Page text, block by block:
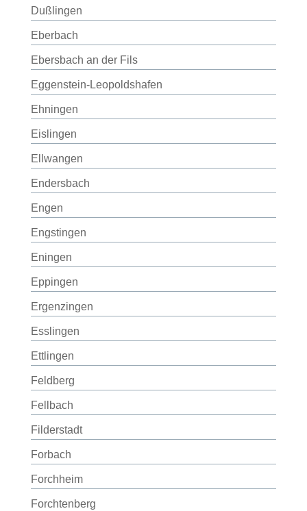
Dußlingen
Eberbach
Ebersbach an der Fils
Eggenstein-Leopoldshafen
Ehningen
Eislingen
Ellwangen
Endersbach
Engen
Engstingen
Eningen
Eppingen
Ergenzingen
Esslingen
Ettlingen
Feldberg
Fellbach
Filderstadt
Forbach
Forchheim
Forchtenberg